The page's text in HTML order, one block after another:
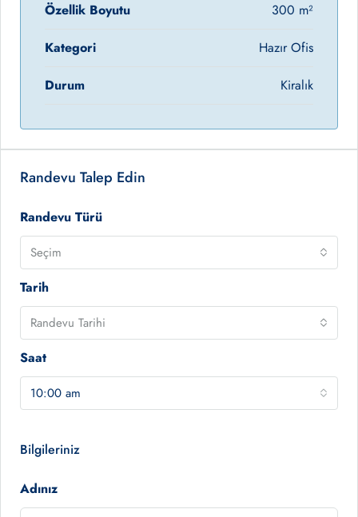
Özellik Boyutu 300 m²
Kategori Hazır Ofis
Durum Kiralık
Randevu Talep Edin
Randevu Türü
Seçim
Tarih
Randevu Tarihi
Saat
10:00 am
Bilgileriniz
Adınız